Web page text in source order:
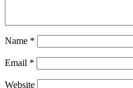
Name *
Email *
Website